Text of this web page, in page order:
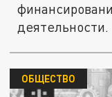
деятельности.
ОБЩЕСТВО